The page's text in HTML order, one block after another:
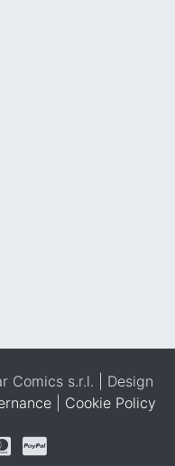
Comics s.r.l. | Design
Cookie Policy